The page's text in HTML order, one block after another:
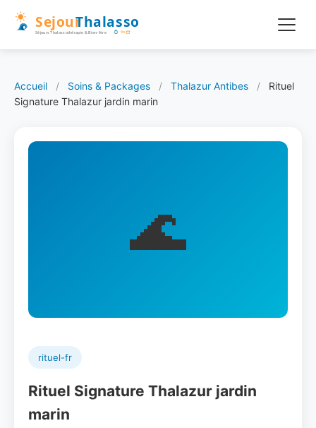
Accueil / Soins & Packages / Thalazur Antibes /
Rituel
Signature Thalazur jardin marin
🌊
rituel-fr
Rituel Signature Thalazur jardin
marin